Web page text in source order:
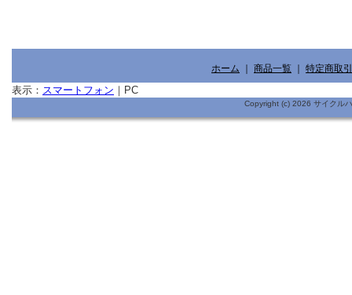
ホーム ｜ 商品一覧 ｜ 特定商取
表示： スマートフォン ｜ PC
Copyright (c) 2026 サイクル